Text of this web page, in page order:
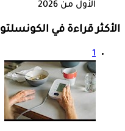
الأول من 2026
الأكثر قراءة في الكونسلتو
1